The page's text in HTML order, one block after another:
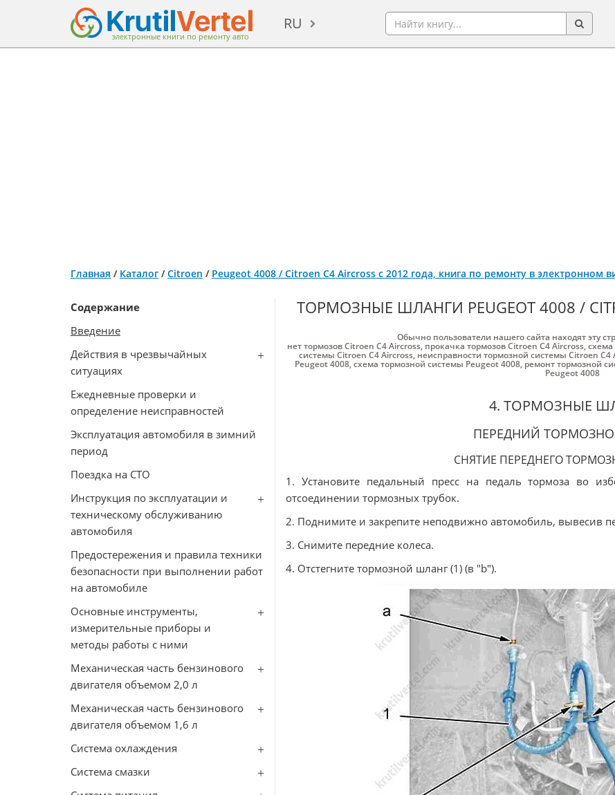
электронные книги по ремонту авто
RU
Главная / Каталог /Citroen / Peugeot 4008 / Citroen C4 Aircross с 2012 года, книга по ремонту в электронном
Содержание
Введение
Действия в чрезвычайных
ситуациях
Ежедневные проверки и
определение неисправностей
Эксплуатация автомобиля в зимний
период
Поездка на СТО
Инструкция по эксплуатации и
техническому обслуживанию
автомобиля
Предостережения и правила техники
безопасности при выполнении работ
на автомобиле
Основные инструменты,
измерительные приборы и
методы работы с ними
Механическая часть бензинового
двигателя объемом 2,0 л
Механическая часть бензинового
двигателя объемом 1,6 л
Система охлаждения
Система смазки
ТОРМОЗНЫЕ ШЛАНГИ PEUGEOT 4008 /
Обычно пользователи нашего сайта находят эту
нет тормозов Citroen C4 Aircross, прокачка тормозов Citroen C4 Aircross,схема
системы Citroen C4 Aircross, неисправности тормозной системы Citroen C4
Peugeot 4008,схема тормозной системы Peugeot 4008, ремонт тормозной
Peugeot 4008
4. ТОРМОЗНЫЕ
ПЕРЕДНИЙ
СНЯТИЕ ПЕРЕДНЕГО
1. Установите педальный пресс на педаль тормоза во
отсоединении тормозных трубок.
2. Поднимите и закрепите неподвижно автомобиль, вывесив
3. Снимите передние колеса.
4. Отстегните тормозной шланг (1) (в "b").